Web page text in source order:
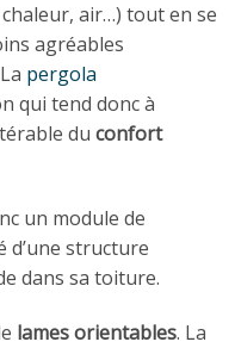
air…) tout en se
agréables
pergola
qui tend donc à
du confort
un module de
structure
dans sa toiture.
lames orientables. La